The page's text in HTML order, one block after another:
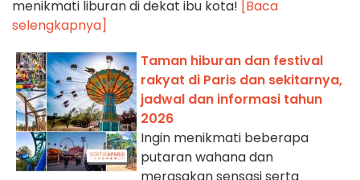
menikmati liburan di dekat ibu kota! [Baca
selengkapnya]
Taman hiburan dan festival
rakyat di Paris dan sekitarnya,
jadwal dan informasi tahun
2026
Ingin menikmati beberapa
putaran wahana dan